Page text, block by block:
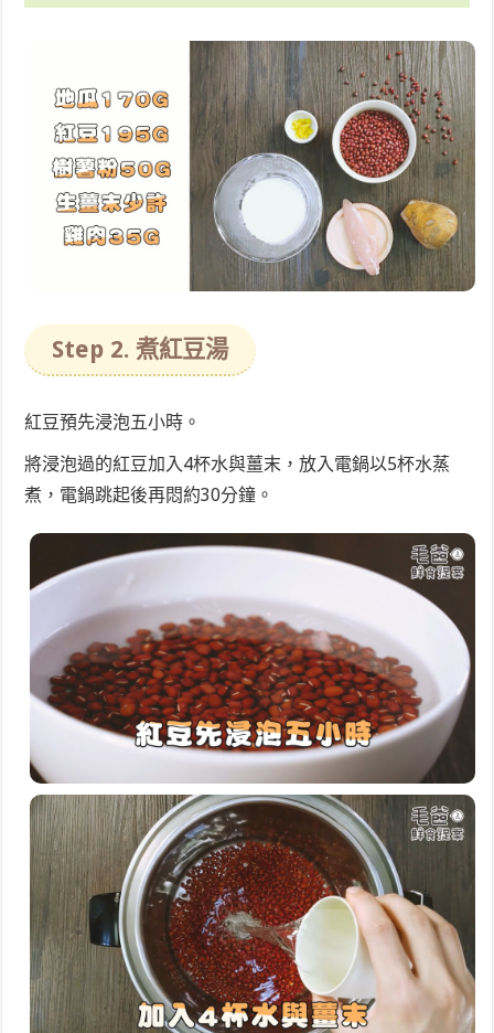
Step 2. 煮紅豆湯
紅豆預先浸泡五小時。
將浸泡過的紅豆加入4杯水與薑末，放入電鍋以5杯水蒸
煮，電鍋跳起後再悶約30分鐘。